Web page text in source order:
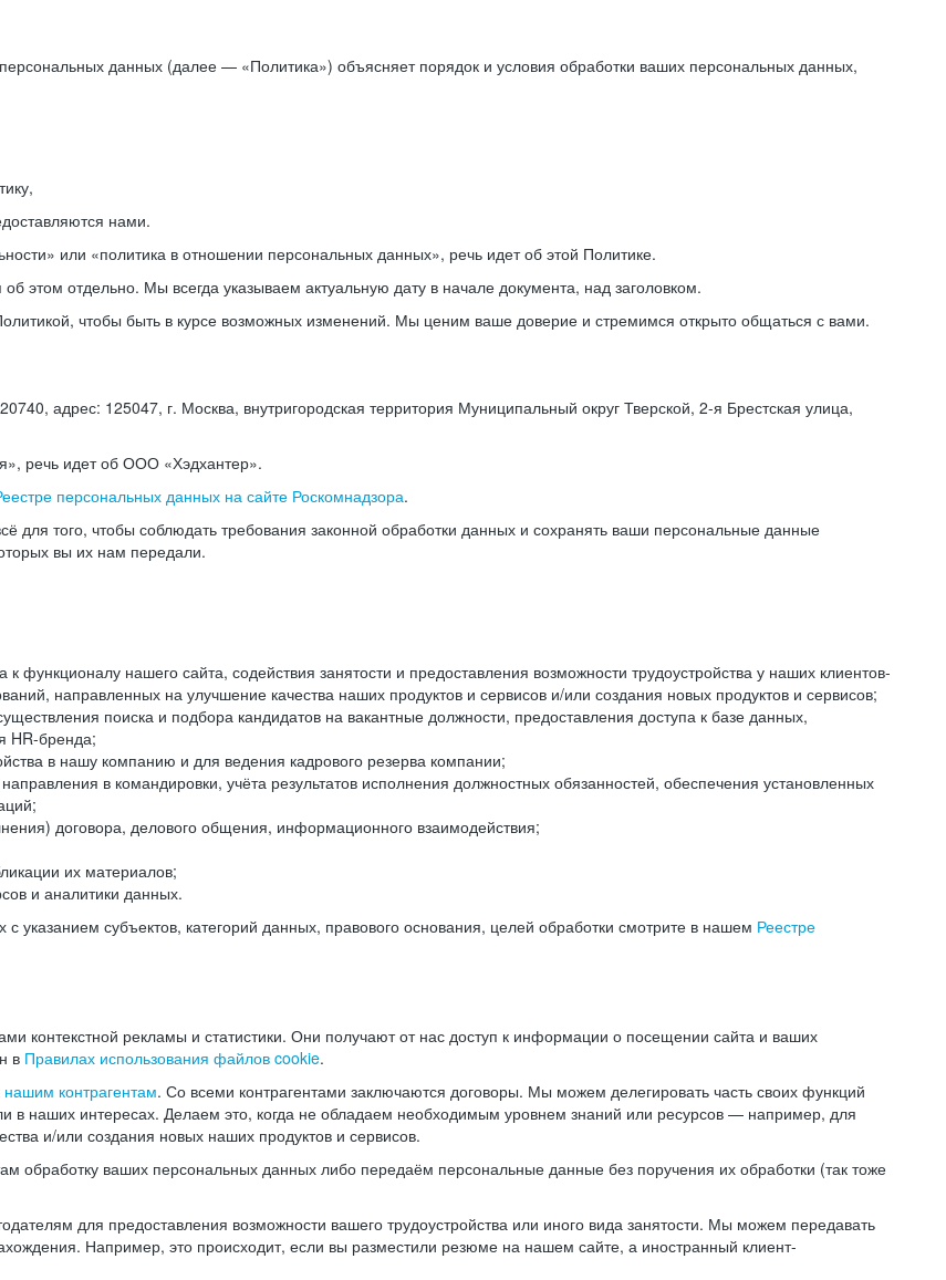
данных (далее — «Политика») объясняет порядок и условия обработки ваших персональных данных,
нами.
или «политика в отношении персональных данных», речь идет об этой Политике.
этом отдельно. Мы всегда указываем актуальную дату в начале документа, над заголовком.
чтобы быть в курсе возможных изменений. Мы ценим ваше доверие и стремимся открыто общаться с вами.
адрес: 125047, г. Москва, внутригородская территория Муниципальный округ Тверской, 2-я Брестская улица,
речь идет об ООО «Хэдхантер».
персональных данных на сайте Роскомнадзора.
того, чтобы соблюдать требования законной обработки данных и сохранять ваши персональные данные
вы их нам передали.
функционалу нашего сайта, содействия занятости и предоставления возможности трудоустройства у наших клиентов-
направленных на улучшение качества наших продуктов и сервисов и/или создания новых продуктов и сервисов;
поиска и подбора кандидатов на вакантные должности, предоставления доступа к базе данных,
HR-бренда;
в нашу компанию и для ведения кадрового резерва компании;
в командировки, учёта результатов исполнения должностных обязанностей, обеспечения установленных
договора, делового общения, информационного взаимодействия;
их материалов;
и аналитики данных.
субъектов, категорий данных, правового основания, целей обработки смотрите в нашем Реестре
контекстной рекламы и статистики. Они получают от нас доступ к информации о посещении сайта и ваших
в Правилах использования файлов cookie.
нашим контрагентам. Со всеми контрагентами заключаются договоры. Мы можем делегировать часть своих функций
в наших интересах. Делаем это, когда не обладаем необходимым уровнем знаний или ресурсов — например, для
и/или создания новых наших продуктов и сервисов.
обработку ваших персональных данных либо передаём персональные данные без поручения их обработки (так тоже
для предоставления возможности вашего трудоустройства или иного вида занятости. Мы можем передавать
Например, это происходит, если вы разместили резюме на нашем сайте, а иностранный клиент-